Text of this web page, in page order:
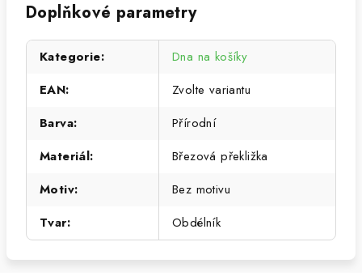
Doplňkové parametry
Kategorie:
Dna na košíky
EAN:
Zvolte variantu
Barva:
Přírodní
Materiál:
Březová překližka
Motiv:
Bez motivu
Tvar: Obdélník